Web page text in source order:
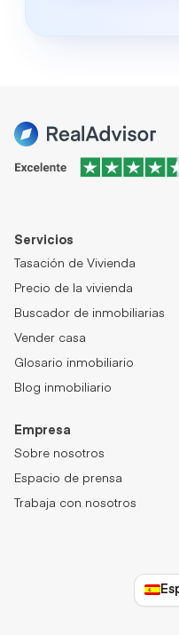
Servicios
Tasación de Vivienda
Precio de la vivienda
Buscador de inmobiliarias
Vender casa
Glosario inmobiliario
Blog inmobiliario
Empresa
Sobre nosotros
Espacio de prensa
Trabaja con nosotros